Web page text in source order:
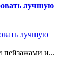
лучшую
пейзажами и...